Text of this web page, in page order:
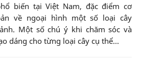
biến tại Việt Nam, đặc điểm cơ
về ngoại hình một số loại cây
Một số chú ý khi chăm sóc và
dáng cho từng loại cây cụ thể...